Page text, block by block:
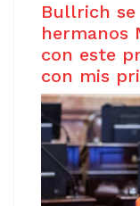
Bullrich
hermanos
con este
con mis